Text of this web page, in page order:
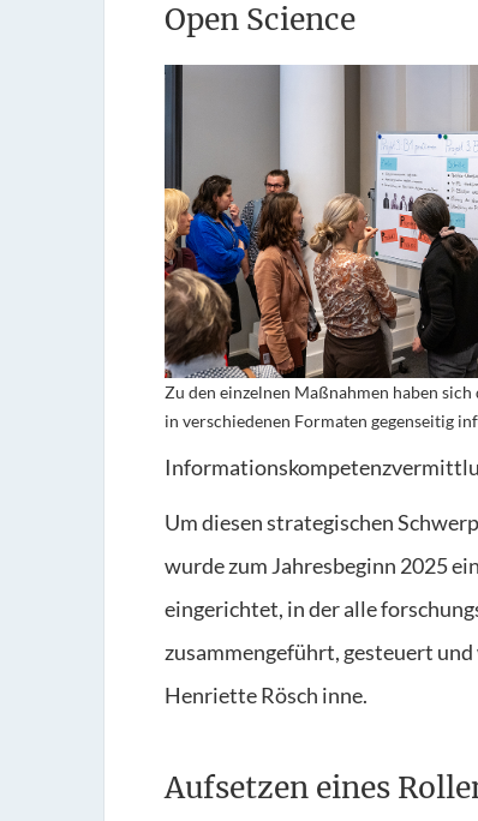
Open Science
Zu den einzelnen Maßnahmen haben
in verschiedenen Formaten gegenseitig
Um diesen strategischen
wurde zum Jahresbeginn 2025
eingerichtet, in der alle
zusammengeführt, gesteuert
Henriette Rösch inne.
Aufsetzen eines